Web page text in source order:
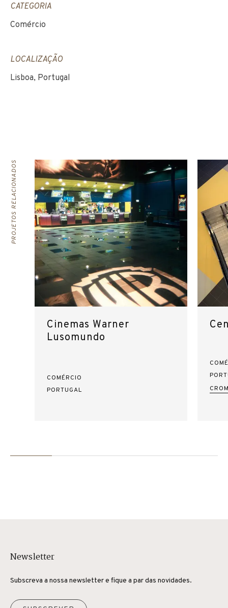
CATEGORIA
Comércio
LOCALIZAÇÃO
Lisboa, Portugal
PROJETOS RELACIONADOS
Cinemas Warner
Lusomundo
COMÉRCIO
PORTUGAL
Newsletter
Subscreva a nossa newsletter e fique a par das novidades.